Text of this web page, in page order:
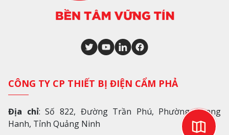
CÔNG TY CP THIẾT BỊ ĐIỆN CẨM PHẢ
Địa chỉ: Số 822, Đường Trần Phú, Phường Quang
Hanh, Tỉnh Quảng Ninh